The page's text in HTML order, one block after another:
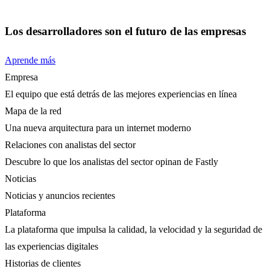
Los desarrolladores son el futuro de las empresas
Aprende más
Empresa
El equipo que está detrás de las mejores experiencias en línea
Mapa de la red
Una nueva arquitectura para un internet moderno
Relaciones con analistas del sector
Descubre lo que los analistas del sector opinan de Fastly
Noticias
Noticias y anuncios recientes
Plataforma
La plataforma que impulsa la calidad, la velocidad y la seguridad de
las experiencias digitales
Historias de clientes